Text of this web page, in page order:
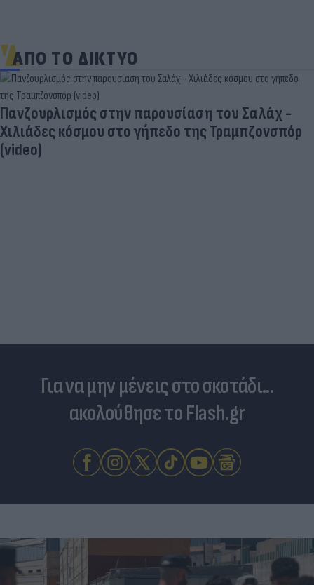
ΑΠΟ ΤΟ ΔΙΚΤΥΟ
Πανζουρλισμός στην παρουσίαση του Σαλάχ -
Χιλιάδες κόσμου στο γήπεδο της Τραμπζονσπόρ
(video)
Για να μην μένεις στο σκοτάδι...
ακολούθησε το Flash.gr